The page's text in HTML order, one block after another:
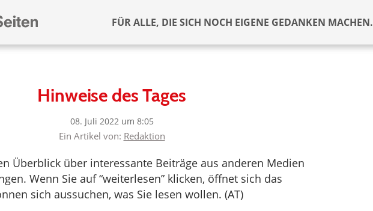
FÜR ALLE, DIE SICH NOCH EIGENE GEDANKEN MACHEN.
Hinweise des Tages
08. Juli 2022 um 8:05
Ein Artikel von: Redaktion
Überblick über interessante Beiträge aus anderen Medien
Wenn Sie auf “weiterlesen” klicken, öffnet sich das
sich aussuchen, was Sie lesen wollen. (AT)